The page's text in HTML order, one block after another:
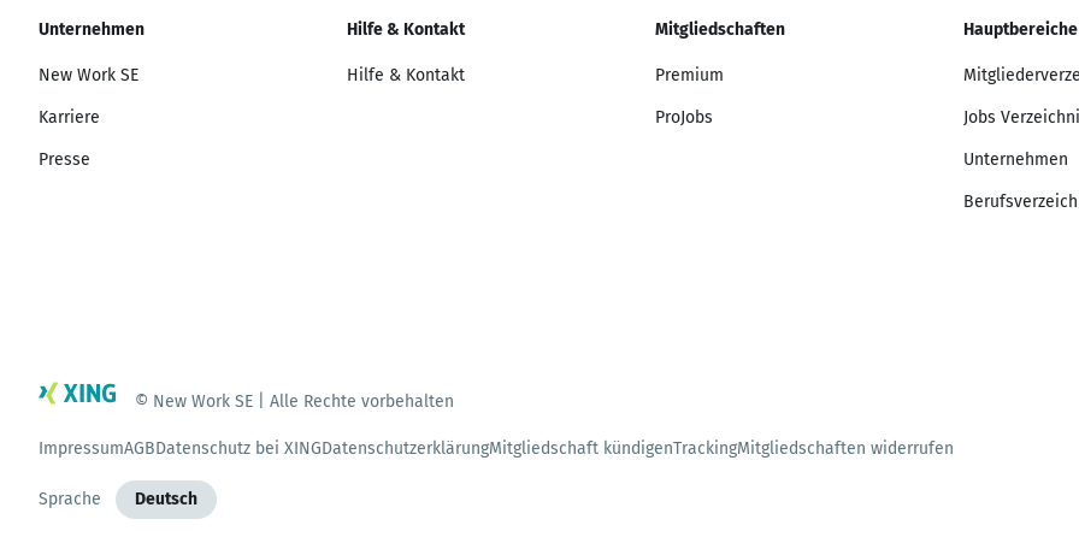
Unternehmen
New Work SE
Karriere
Presse
Hilfe & Kontakt
Hilfe & Kontakt
Mitgliedschaften
Premium
ProJobs
Hauptbereiche
Jobs
Unternehmen
© New Work SE | Alle Rechte vorbehalten
ImpressumAGBDatenschutz bei XINGDatenschutzerklärungMitgliedschaft kündigenTrackingMitgliedschaften widerrufen
Sprache Deutsch